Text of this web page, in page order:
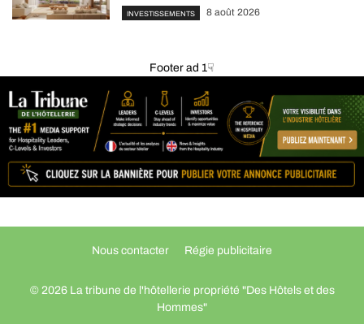
INVESTISSEMENTS 8 août 2026
Footer ad 1☟
Nous contacter Régie publicitaire
© 2026 La tribune de l'hôtellerie propriété "Des Hôtels et des
Hommes"